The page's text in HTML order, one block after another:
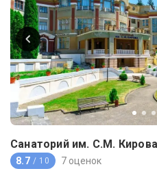
Санаторий им. С.М. Кирова
8.7 / 10 7 оценок